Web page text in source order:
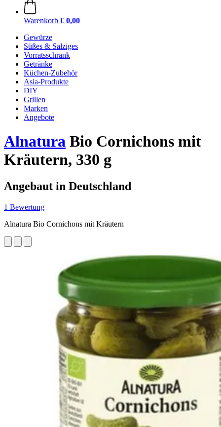
Warenkorb € 0,00
Gewürze
Süßes & Salziges
Vorratsschrank
Getränke
Küchen-Zubehör
Asia-Produkte
DIY
Grillen
Marken
Angebote
Alnatura Bio Cornichons mit
Kräutern, 330 g
Angebaut in Deutschland
1 Bewertung
Alnatura Bio Cornichons mit Kräutern